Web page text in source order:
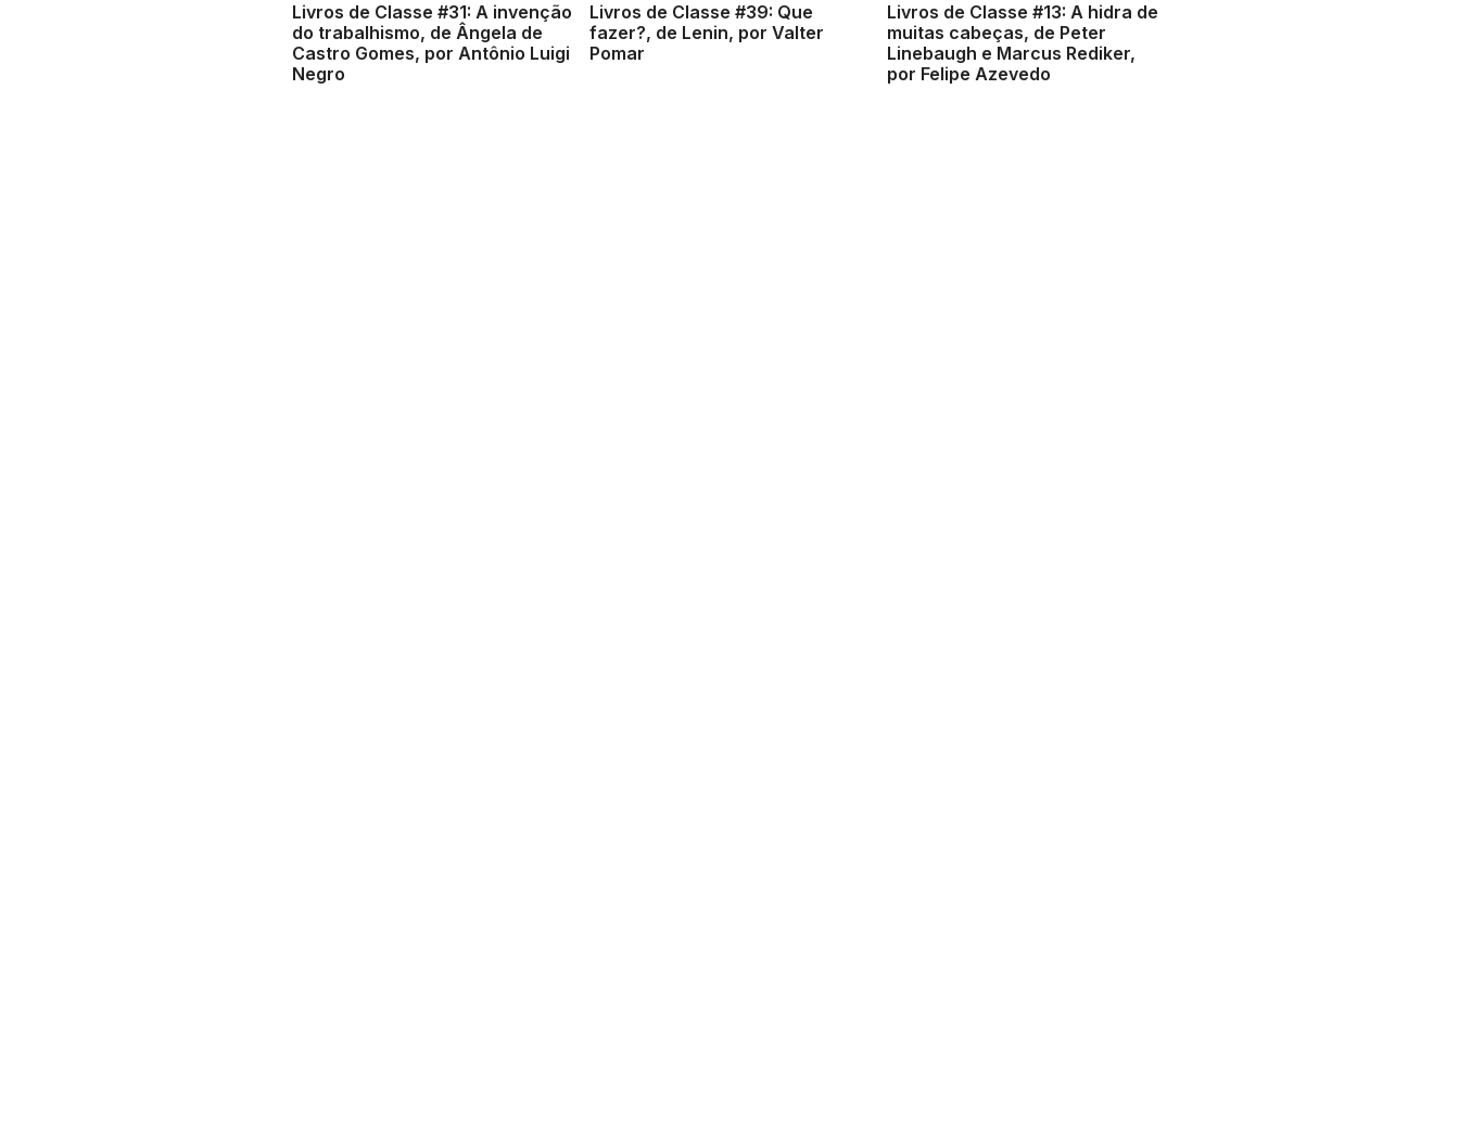
Livros de Classe #31: A invenção
do trabalhismo, de Ângela de
Castro Gomes, por Antônio Luigi
Negro
Livros de Classe #39: Que
fazer?, de Lenin, por Valter
Pomar
Livros de Classe #13: A hidra de
muitas cabeças, de Peter
Linebaugh e Marcus Rediker,
por Felipe Azevedo